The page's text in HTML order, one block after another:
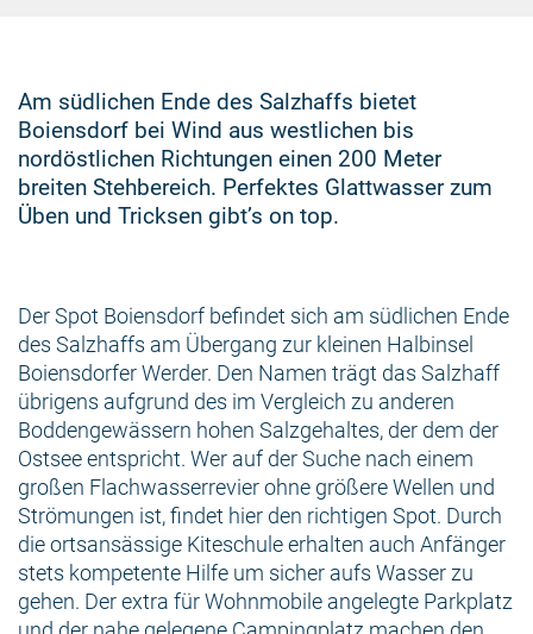
Am südlichen Ende des Salzhaffs bietet
Boiensdorf bei Wind aus westlichen bis
nordöstlichen Richtungen einen 200 Meter
breiten Stehbereich. Perfektes Glattwasser zum
Üben und Tricksen gibt’s on top.
Der Spot Boiensdorf befindet sich am südlichen Ende
des Salzhaffs am Übergang zur kleinen Halbinsel
Boiensdorfer Werder. Den Namen trägt das Salzhaff
übrigens aufgrund des im Vergleich zu anderen
Boddengewässern hohen Salzgehaltes, der dem der
Ostsee entspricht. Wer auf der Suche nach einem
großen Flachwasserrevier ohne größere Wellen und
Strömungen ist, findet hier den richtigen Spot. Durch
die ortsansässige Kiteschule erhalten auch Anfänger
stets kompetente Hilfe um sicher aufs Wasser zu
gehen. Der extra für Wohnmobile angelegte Parkplatz